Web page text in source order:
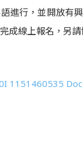
進行，並開放有
成線上報名，另請
1151460535